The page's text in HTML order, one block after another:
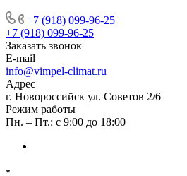
+7 (918) 099-96-25
+7 (918) 099-96-25
Заказать звонок
E-mail
info@vimpel-climat.ru
Адрес
г. Новороссийск ул. Советов 2/6
Режим работы
Пн. – Пт.: с 9:00 до 18:00